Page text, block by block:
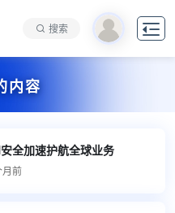
搜索 
内容
全加速护航全球业务
月前